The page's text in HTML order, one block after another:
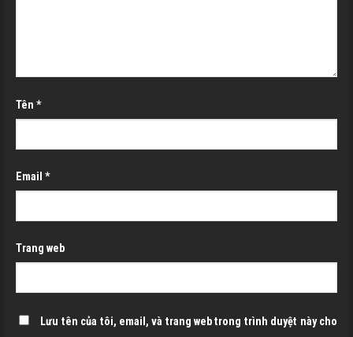
Tên *
Email *
Trang web
Lưu tên của tôi, email, và trang web trong trình duyệt này cho